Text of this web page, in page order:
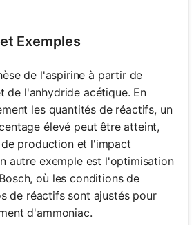
Exemples
de l'aspirine à partir de
de l'anhydride acétique. En
les quantités de réactifs, un
élevé peut être atteint,
production et l'impact
autre exemple est l'optimisation
où les conditions de
de réactifs sont ajustés pour
d'ammoniac.